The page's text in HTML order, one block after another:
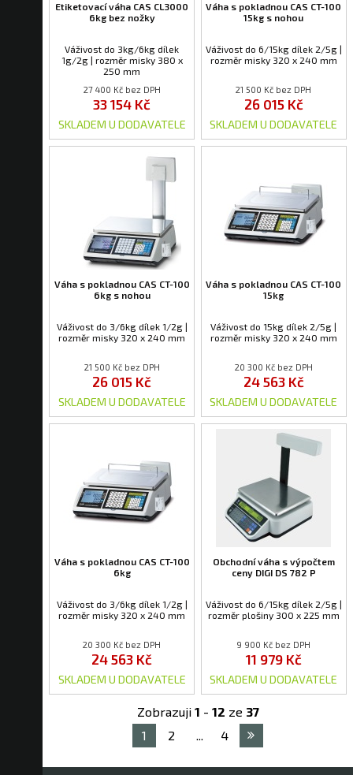
Etiketovací váha CAS CL3000
6kg bez nožky
Váživost do 3kg/6kg dílek
1g/2g | rozměr misky 380 x
250 mm
27 400 Kč bez DPH
33 154 Kč
SKLADEM U DODAVATELE
Váha s pokladnou CAS CT-100
15kg s nohou
Váživost do 6/15kg dílek 2/5g |
rozměr misky 320 x 240 mm
21 500 Kč bez DPH
26 015 Kč
SKLADEM U DODAVATELE
Váha s pokladnou CAS CT-100
6kg s nohou
Váživost do 3/6kg dílek 1/2g |
rozměr misky 320 x 240 mm
21 500 Kč bez DPH
26 015 Kč
SKLADEM U DODAVATELE
Váha s pokladnou CAS CT-100
15kg
Váživost do 15kg dílek 2/5g |
rozměr misky 320 x 240 mm
20 300 Kč bez DPH
24 563 Kč
SKLADEM U DODAVATELE
Váha s pokladnou CAS CT-100
6kg
Váživost do 3/6kg dílek 1/2g |
rozměr misky 320 x 240 mm
20 300 Kč bez DPH
24 563 Kč
SKLADEM U DODAVATELE
Obchodní váha s výpočtem
ceny DIGI DS 782 P
Váživost do 6/15kg dílek 2/5g |
rozměr plošiny 300 x 225 mm
9 900 Kč bez DPH
11 979 Kč
SKLADEM U DODAVATELE
Zobrazuji 1 - 12 ze 37
1
2 ... 4